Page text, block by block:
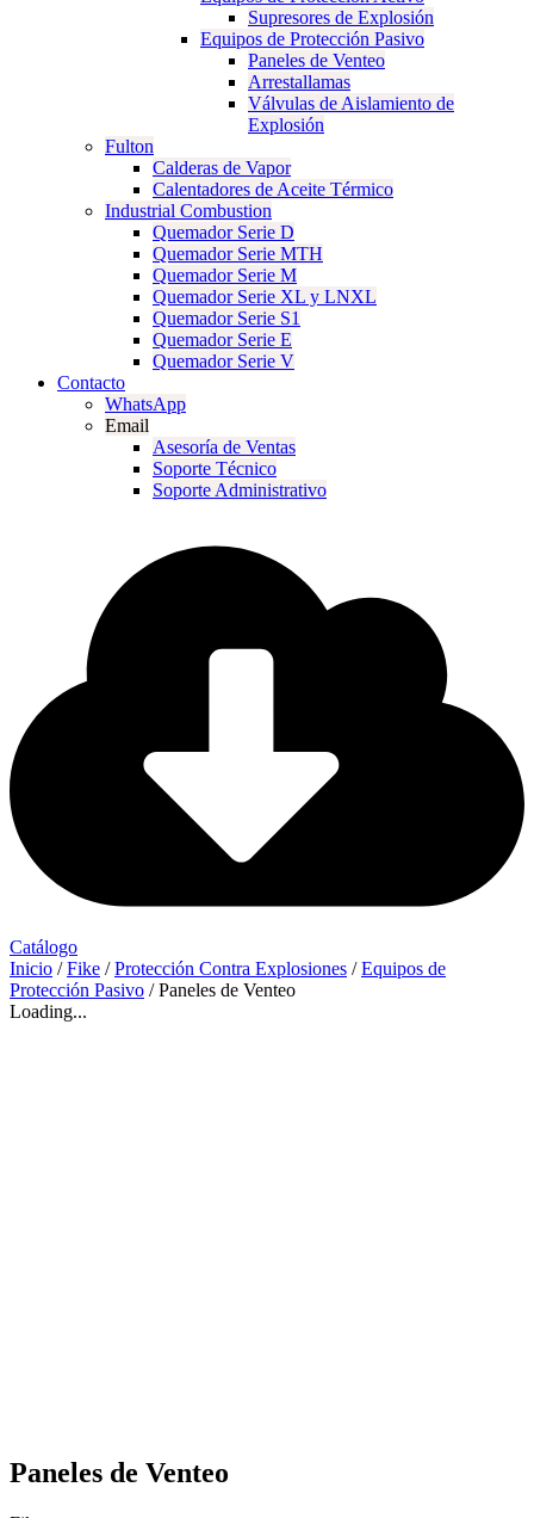
Supresores de Explosión
Equipos de Protección Pasivo
Paneles de Venteo
Arrestallamas
Válvulas de Aislamiento de
Explosión
Fulton
Calderas de Vapor
Calentadores de Aceite Térmico
Industrial Combustion
Quemador Serie D
Quemador Serie MTH
Quemador Serie M
Quemador Serie XL y LNXL
Quemador Serie S1
Quemador Serie E
Quemador Serie V
Contacto
WhatsApp
Email
Asesoría de Ventas
Soporte Técnico
Soporte Administrativo
Catálogo
Inicio /Fike /Protección Contra Explosiones /Equipos de
Protección Pasivo / Paneles de Venteo
Loading...
Paneles de Venteo